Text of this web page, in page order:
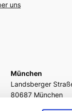
uns
München
Landsberger
80687 München